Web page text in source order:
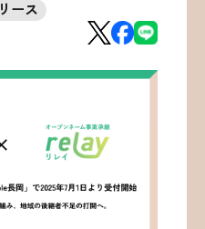
わせ
ース